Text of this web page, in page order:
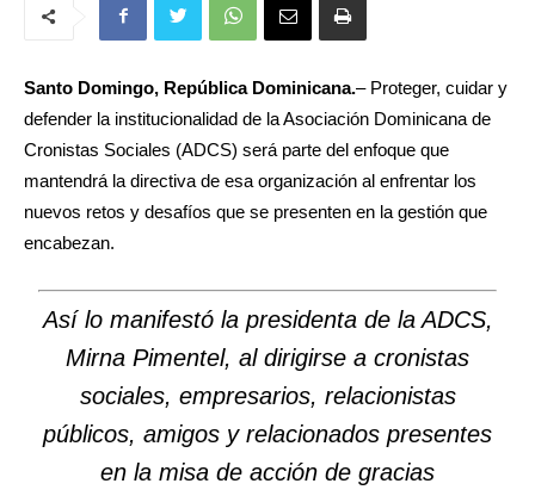
Santo Domingo, República Dominicana.– Proteger, cuidar y
defender la institucionalidad de la Asociación Dominicana de
Cronistas Sociales (ADCS) será parte del enfoque que
mantendrá la directiva de esa organización al enfrentar los
nuevos retos y desafíos que se presenten en la gestión que
encabezan.
Así lo manifestó la presidenta de la ADCS,
Mirna Pimentel, al dirigirse a cronistas
sociales, empresarios, relacionistas
públicos, amigos y relacionados presentes
en la misa de acción de gracias